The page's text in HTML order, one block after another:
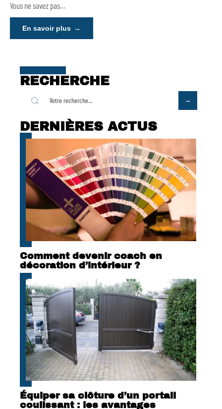
Vous ne savez pas…
En savoir plus
RECHERCHE
DERNIÈRES ACTUS
Comment devenir coach en
décoration d’intérieur ?
Équiper sa clôture d’un portail
coulissant : les avantages